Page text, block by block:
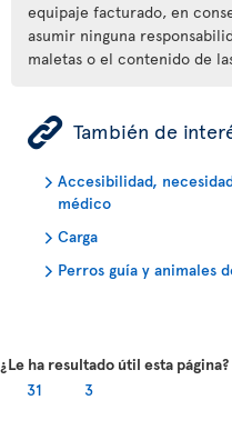
equipaje facturado, en
asumir ninguna
maletas o el contenido de
ÿ También de
Accesibilidad,
médico
Carga
Perros guía y animales
¿Le ha resultado útil esta página?
31
3